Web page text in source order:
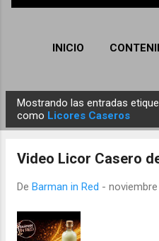
INICIO
n
Mostrando las entradas
como Licores Caseros
Video Licor Casero
De Barman in Red -